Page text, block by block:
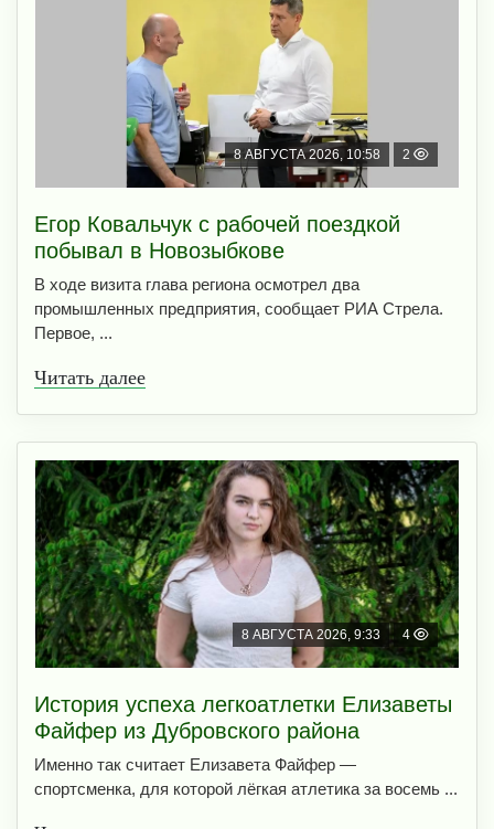
8 АВГУСТА 2026, 10:58 2
Егор Ковальчук с рабочей поездкой
побывал в Новозыбкове
В ходе визита глава региона осмотрел два
промышленных предприятия, сообщает РИА Стрела.
Первое, ...
Читать далее
8 АВГУСТА 2026, 9:33 4
История успеха легкоатлетки Елизаветы
Файфер из Дубровского района
Именно так считает Елизавета Файфер —
спортсменка, для которой лёгкая атлетика за восемь ...